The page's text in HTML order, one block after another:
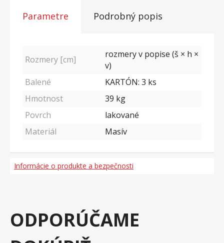
Parametre Podrobný popis
Rozmery [cm]
rozmery v popise (š × h ×
v)
Balené
KARTÓN: 3 ks
Hmotnost
39 kg
Povrch
lakované
Materiál
Masív
Informácie o produkte a bezpečnosti
ODPORÚČAME